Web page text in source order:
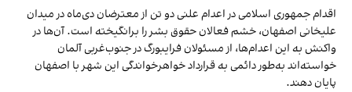
اقدام جمهوری اسلامی در اعدام علنی دو تن از معترضان دی‌ماه در میدان
علیخانی اصفهان، خشم فعالان حقوق بشر را برانگیخته است. آن‌ها در
واکنش به این اعدام‌ها، از مسئولان فرایبورگ در جنوب‌غربی آلمان
خواسته‌اند به‌طور دائمی به قرارداد خواهرخواندگی این شهر با اصفهان
پایان دهند.